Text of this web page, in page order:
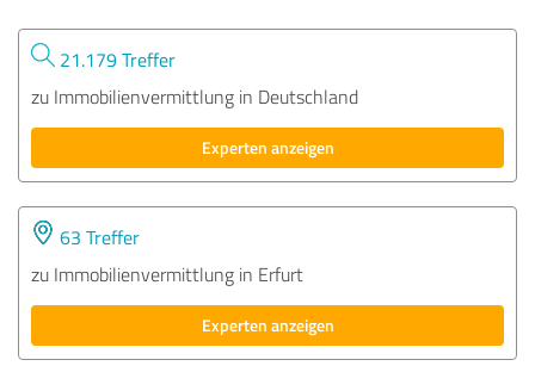
21.179 Treffer
zu Immobilienvermittlung in Deutschland
Experten anzeigen
63 Treffer
zu Immobilienvermittlung in Erfurt
Experten anzeigen